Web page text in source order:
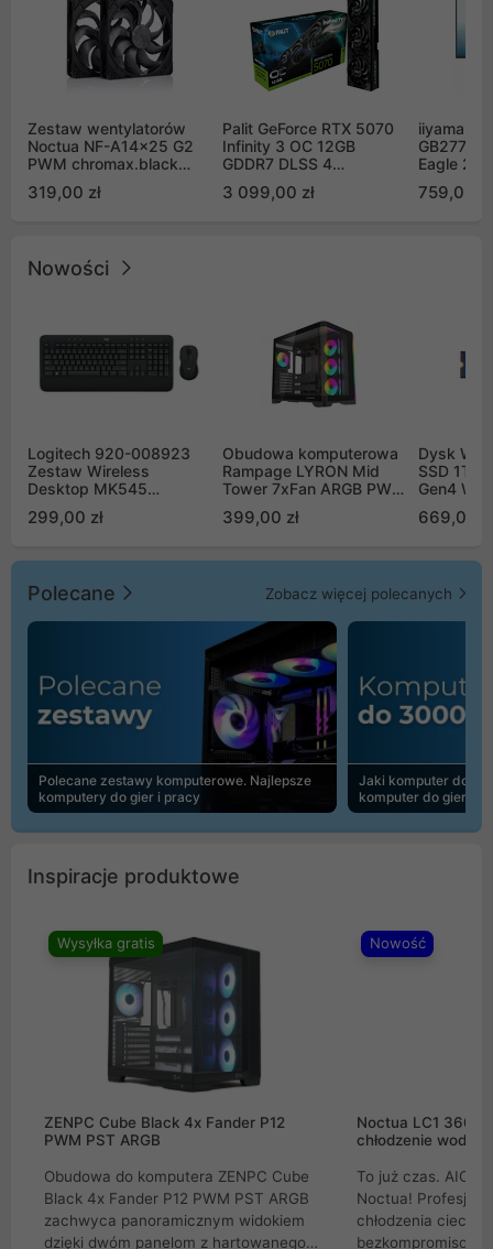
Zestaw wentylatorów
Noctua NF-A14x25 G2
PWM chromax.black
Push Pull (2szt)
319,00 zł
Palit GeForce RTX 5070
Infinity 3 OC 12GB
GDDR7 DLSS 4
GB2050S)
3 099,00 zł
iiyama G-
Eagle 27"
759,00 zł
Nowości
Logitech 920-008923
Zestaw Wireless
Desktop MK545
299,00 zł
Obudowa komputerowa
Rampage LYRON Mid
Tower 7xFan ARGB PWM
399,00 zł
Dysk WD
SSD 1TB
Gen4
669,00
Polecane Zobacz więcej polecanych
Polecane zestawy komputerowe. Najlepsze
komputery do gier i pracy
Jaki komputer do
komputer do gier |
Inspiracje produktowe
Wysyłka gratis
ZENPC Cube Black 4x Fander P12
PWM PST ARGB
Obudowa do komputera ZENPC Cube
Black 4x Fander P12 PWM PST ARGB
zachwyca panoramicznym widokiem
dzięki dwóm panelom z hartowanego
Nowość
Noctua LC1
chłodzenie wodne
To już czas. AIO
Noctua!
chłodzenia cieczą